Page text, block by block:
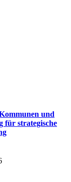
und
für strategische